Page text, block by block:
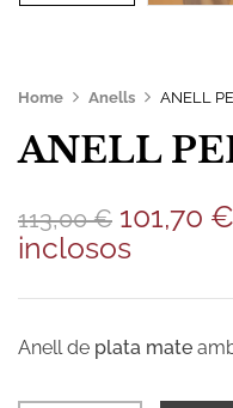
Home Anells ANELL
ANELL
113,00€ 101,70 €
inclosos
Anell de plata mate